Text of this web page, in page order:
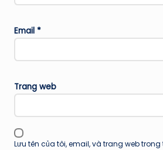
Email *
Trang web
Lưu tên của tôi, email, và trang web